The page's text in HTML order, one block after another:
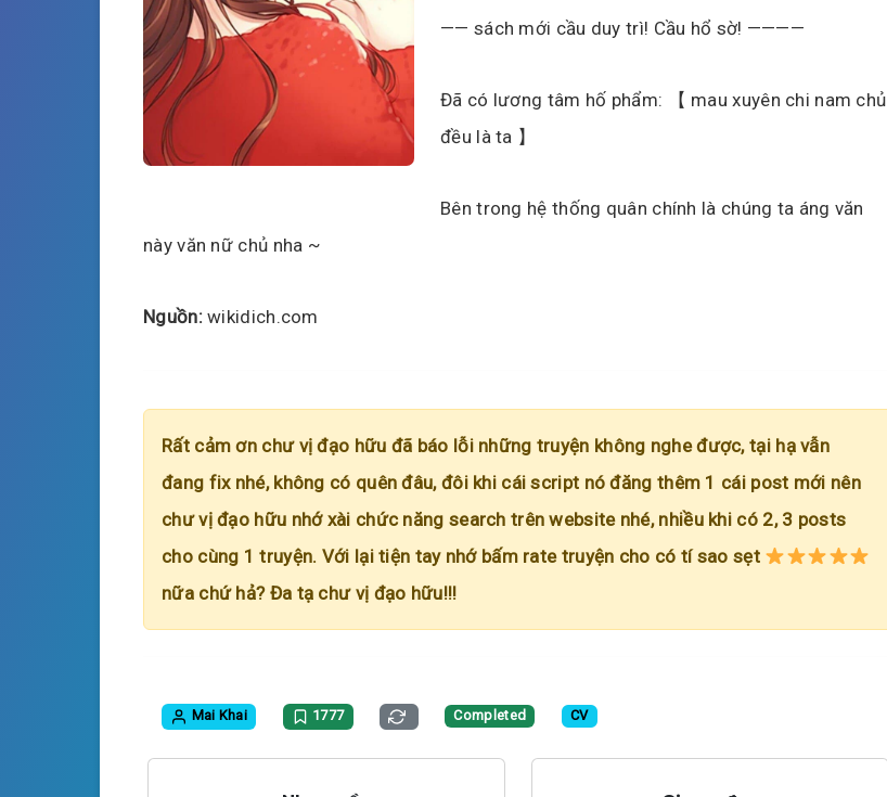
—— sách mới cầu duy trì! Cầu hổ sờ! ————
Đã có lương tâm hố phẩm: 【 mau xuyên chi nam chủ
đều là ta 】
Bên trong hệ thống quân chính là chúng ta áng văn
này văn nữ chủ nha ~
Nguồn:wikidich.com
Rất cảm ơn chư vị đạo hữu đã báo lỗi những truyện không nghe được, tại hạ vẫn
đang fix nhé, không có quên đâu, đôi khi cái script nó đăng thêm 1 cái post mới nên
chư vị đạo hữu nhớ xài chức năng search trên website nhé, nhiều khi có 2, 3 posts
cho cùng 1 truyện. Với lại tiện tay nhớ bấm rate truyện cho có tí sao sẹt
nữa chứ hả? Đa tạ chư vị đạo hữu!!!
Mai Khai 1777 Completed CV